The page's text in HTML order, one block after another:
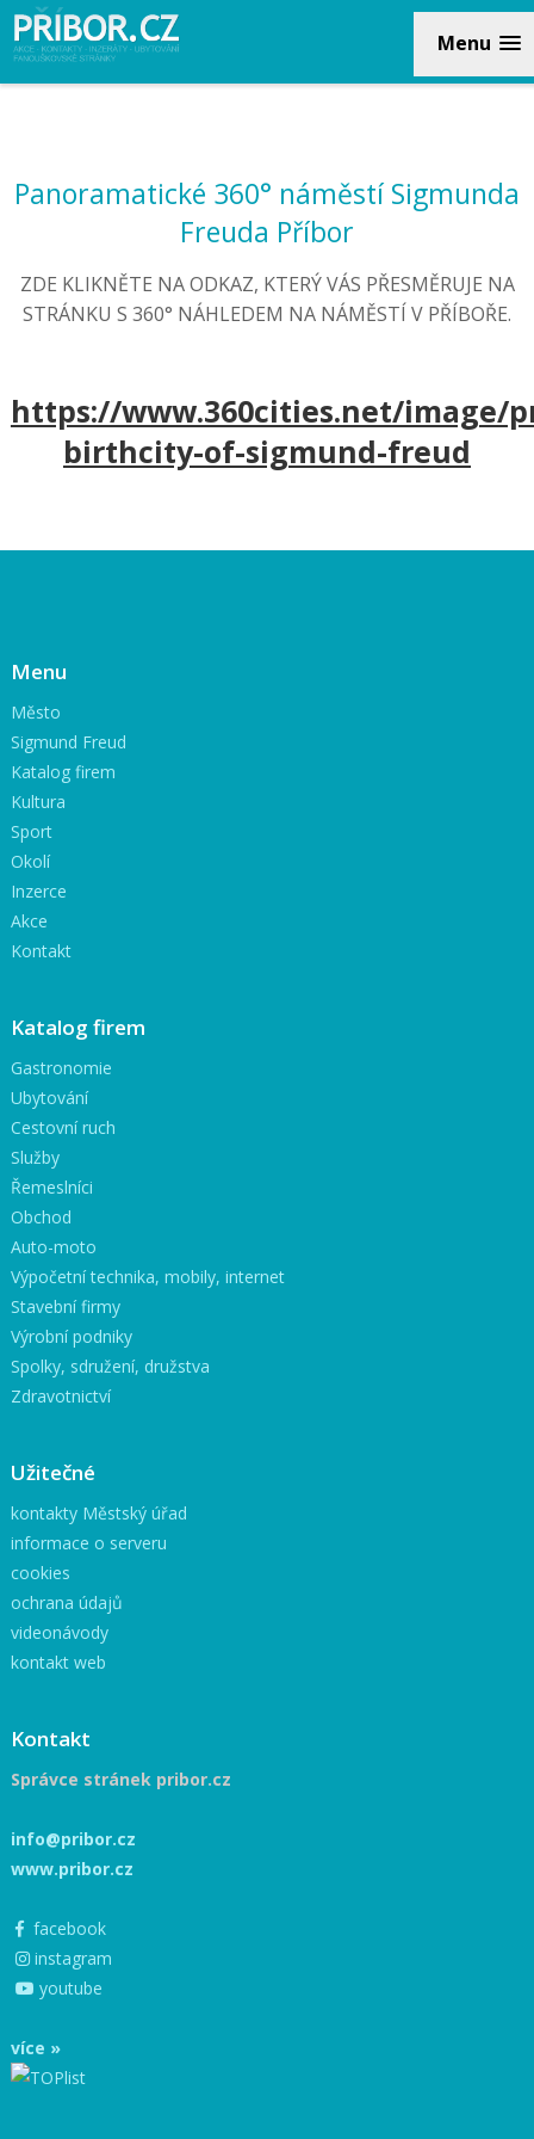
Menu
Panoramatické 360° náměstí Sigmunda
Freuda Příbor
ZDE KLIKNĚTE NA ODKAZ, KTERÝ VÁS PŘESMĚRUJE NA
STRÁNKU S 360° NÁHLEDEM NA NÁMĚSTÍ V PŘÍBOŘE.
https://www.360cities.net/image/
birthcity-of-sigmund-freud
Menu
Město
Sigmund Freud
Katalog firem
Kultura
Sport
Okolí
Inzerce
Akce
Kontakt
Katalog firem
Gastronomie
Ubytování
Cestovní ruch
Služby
Řemeslníci
Obchod
Auto-moto
Výpočetní technika, mobily, internet
Stavební firmy
Výrobní podniky
Spolky, sdružení, družstva
Zdravotnictví
Užitečné
kontakty Městský úřad
informace o serveru
cookies
ochrana údajů
videonávody
kontakt web
Kontakt
Správce stránek pribor.cz
info@pribor.cz
www.pribor.cz
facebook
instagram
youtube
více »